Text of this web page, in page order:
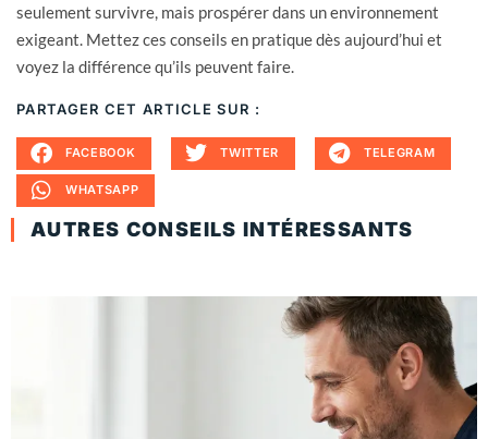
seulement survivre, mais prospérer dans un environnement
exigeant. Mettez ces conseils en pratique dès aujourd’hui et
voyez la différence qu’ils peuvent faire.
PARTAGER CET ARTICLE SUR :
FACEBOOK TWITTER TELEGRAM
WHATSAPP
AUTRES CONSEILS INTÉRESSANTS